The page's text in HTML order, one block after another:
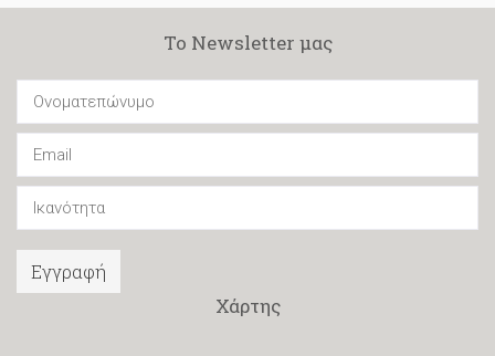
Το Newsletter μας
Εγγραφή
Χάρτης